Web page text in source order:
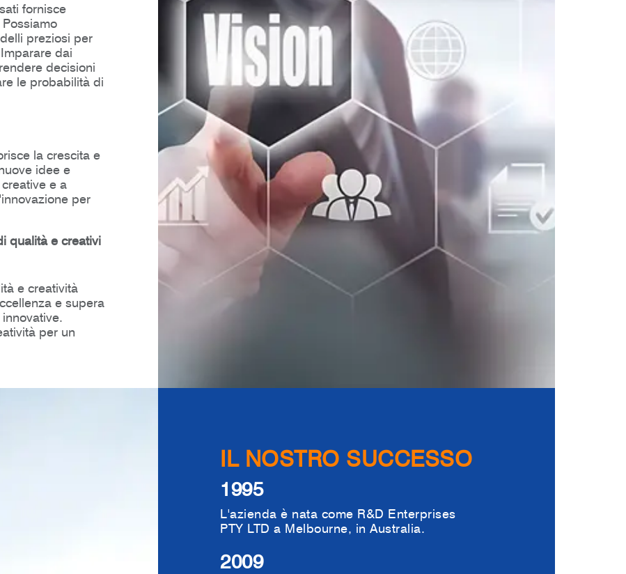
fornisce
preziosi per
dai
decisioni
le probabilità di
la crescita e
idee e
e a
per
qualità e creativi
e creatività
e supera
per un
IL NOSTRO SUCCESSO
1995
L'azienda è nata come R&D Enterprises
PTY LTD a Melbourne, in Australia.
2009